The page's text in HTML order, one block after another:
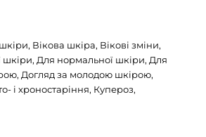
Вікова шкіра, Вікові зміни,
Для нормальної шкіри, Для
Догляд за молодою шкірою,
і хроностаріння, Купероз,